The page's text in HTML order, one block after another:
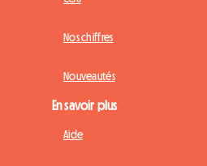
Nos chiffres
Nouveautés
En savoir plus
Aide